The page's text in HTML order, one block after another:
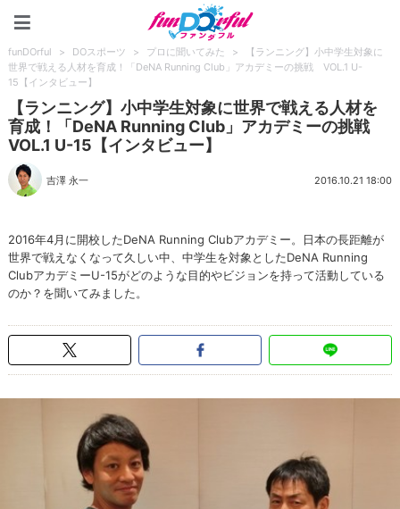
funDOrful > DOスポーツ > プロに聞いてみた >
【ランニング】小中学生対象に
世界で戦える人材を育成！「DeNA Running Club」アカデミーの挑戦 VOL.1 U-
15【インタビュー】
【ランニング】小中学生対象に世界で戦える人材を
育成！「DeNA Running Club」アカデミーの挑戦
VOL.1 U-15【インタビュー】
吉澤 永一 2016.10.21 18:00
2016年4月に開校したDeNA Running Clubアカデミー。日本の長距離が
世界で戦えなくなって久しい中、中学生を対象としたDeNA Running
ClubアカデミーU-15がどのような目的やビジョンを持って活動している
のか？を聞いてみました。